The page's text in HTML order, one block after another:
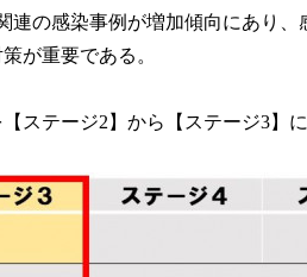
連の感染事例が増加傾向にあり、
が重要である。
ステージ2】から【ステージ3】